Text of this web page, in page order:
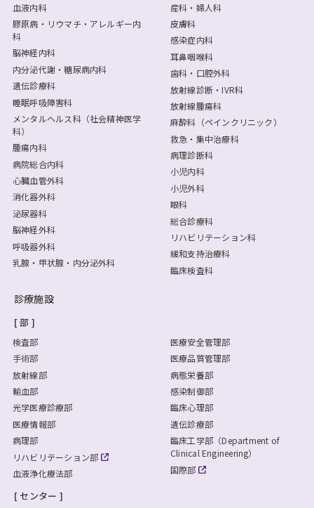
血液内科
膠原病・リウマチ・アレルギー内
科
脳神経内科
内分泌代謝・糖尿病内科
遺伝診療科
睡眠呼吸障害科
メンタルヘルス科（社会精神医学
科）
腫瘍内科
病院総合内科
心臓血管外科
消化器外科
泌尿器科
脳神経外科
呼吸器外科
乳腺・甲状腺・内分泌外科
産科・婦人科
皮膚科
感染症内科
耳鼻咽喉科
歯科・口腔外科
放射線診断・IVR科
放射線腫瘍科
麻酔科（ペインクリニック）
救急・集中治療科
病理診断科
小児内科
小児外科
眼科
総合診療科
リハビリテーション科
緩和支持治療科
臨床検査科
診療施設
部
検査部
手術部
放射線部
輸血部
光学医療診療部
医療情報部
病理部
リハビリテーション部
血液浄化療法部
医療安全管理部
医療品質管理部
病態栄養部
感染制御部
臨床心理部
遺伝診療部
臨床工学部（Department of
Clinical Engineering）
国際部
センター